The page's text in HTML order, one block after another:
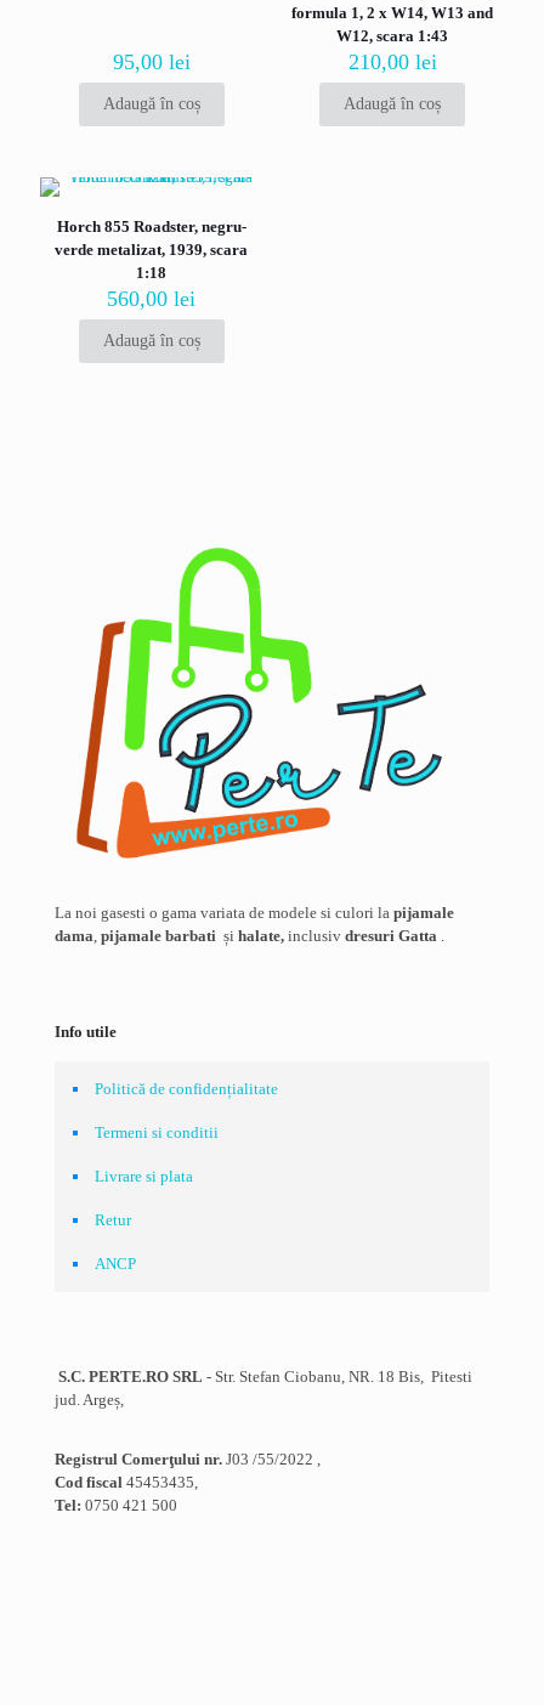
95,00 lei
Adaugă în coș
formula 1, 2 x W14, W13 and
W12, scara 1:43
210,00 lei
Adaugă în coș
Horch 855 Roadster, negru-
verde metalizat, 1939, scara
1:18
560,00lei
Adaugă în coș
La noi gasesti o gama variata de modele si culori la pijamale
dama, pijamale barbati și halate, inclusiv dresuri Gatta .
Info utile
Politică de confidențialitate
Termeni si conditii
Livrare si plata
Retur
ANCP
S.C. PERTE.RO SRL - Str. Stefan Ciobanu, NR. 18 Bis, Pitesti
jud. Argeș,
Registrul Comerţului nr. J03 /55/2022 ,
Cod fiscal 45453435,
Tel: 0750 421 500